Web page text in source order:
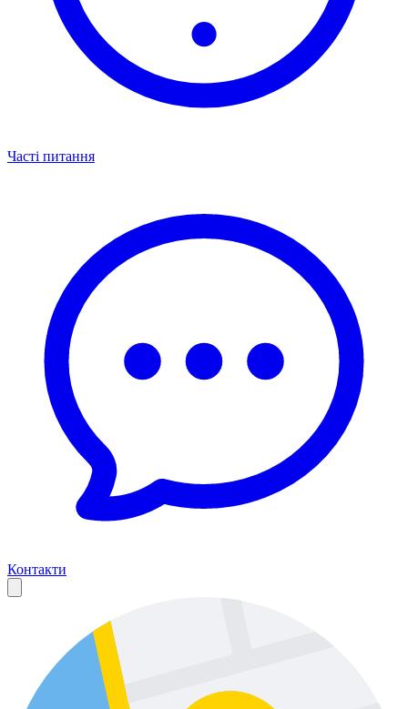
Часті питання
Контакти